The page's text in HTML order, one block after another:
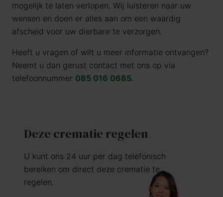
mogelijk te laten verlopen. Wij luisteren naar uw
wensen en doen er alles aan om een waardig
afscheid voor uw dierbare te verzorgen.
Heeft u vragen of wilt u meer informatie ontvangen?
Neemt u dan gerust contact met ons op via
telefoonnummer 085 016 0685.
Deze crematie regelen
U kunt ons 24 uur per dag telefonisch
bereiken om direct deze crematie te
regelen.